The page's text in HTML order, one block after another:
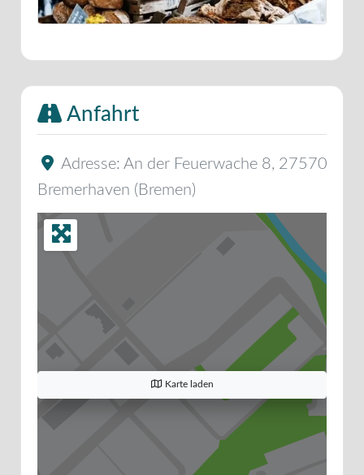
Anfahrt
Adresse: An der Feuerwache 8, 27570
Bremerhaven ( Bremen)
Karte laden